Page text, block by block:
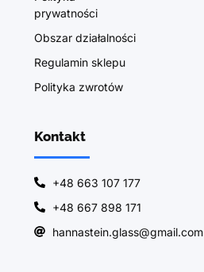
prywatności
Obszar działalności
Regulamin sklepu
Polityka zwrotów
Kontakt
+48 663 107 177
+48 667 898 171
hannastein.glass@gmail.com